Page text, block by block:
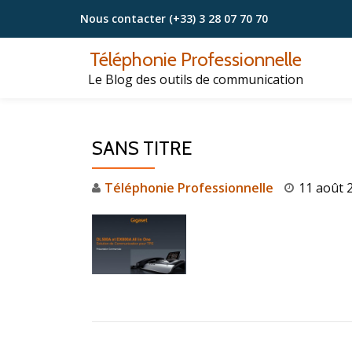
Aller
Nous contacter (+33) 3 28 07 70 70
Téléphonie Professionnelle
Le Blog des outils de communication
SANS TITRE
Téléphonie Professionnelle 11 août